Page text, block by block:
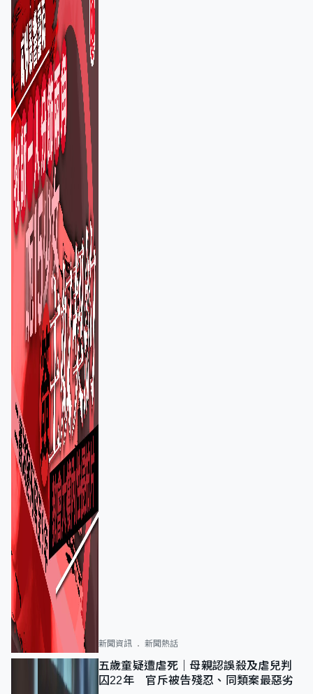
新聞資訊 新聞熱話
五歲童疑遭虐死｜母親認誤殺及虐兒判
囚22年 官斥被告殘忍、同類案最惡劣